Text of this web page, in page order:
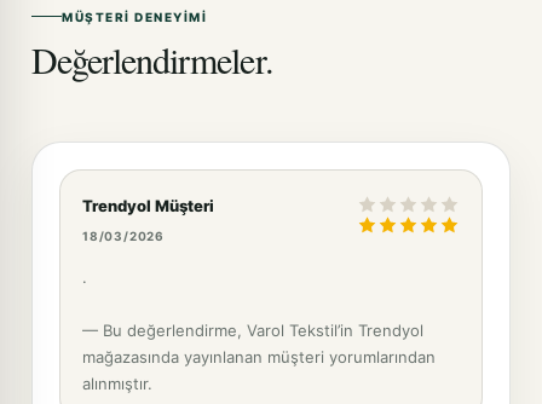
MÜŞTERI DENEYIMI
Değerlendirmeler.
Trendyol Müşteri
18/03/2026
.
— Bu değerlendirme, Varol Tekstil’in Trendyol
mağazasında yayınlanan müşteri yorumlarından
alınmıştır.